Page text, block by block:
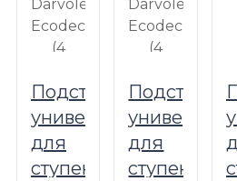
Подступенок
универсальный
для
ступеней
для
ступеней